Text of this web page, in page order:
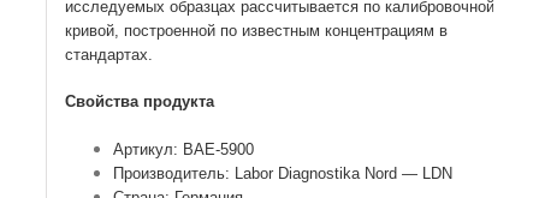
исследуемых образцах рассчитывается по калибровочной
кривой, построенной по известным концентрациям в
стандартах.
Свойства продукта
Артикул: BAE-5900
Производитель: Labor Diagnostika Nord — LDN